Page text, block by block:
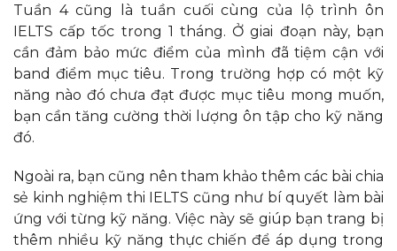
Tuần 4 cũng là tuần cuối cùng của lộ trình ôn
IELTS cấp tốc trong 1 tháng. Ở giai đoạn này, bạn
cần đảm bảo mức điểm của mình đã tiệm cận với
band điểm mục tiêu. Trong trường hợp có một kỹ
năng nào đó chưa đạt được mục tiêu mong muốn,
bạn cần tăng cường thời lượng ôn tập cho kỹ năng
đó.
Ngoài ra, bạn cũng nên tham khảo thêm các bài chia
sẻ kinh nghiệm thi IELTS cũng như bí quyết làm bài
ứng với từng kỹ năng. Việc này sẽ giúp bạn trang bị
thêm nhiều kỹ năng thực chiến để áp dụng trong